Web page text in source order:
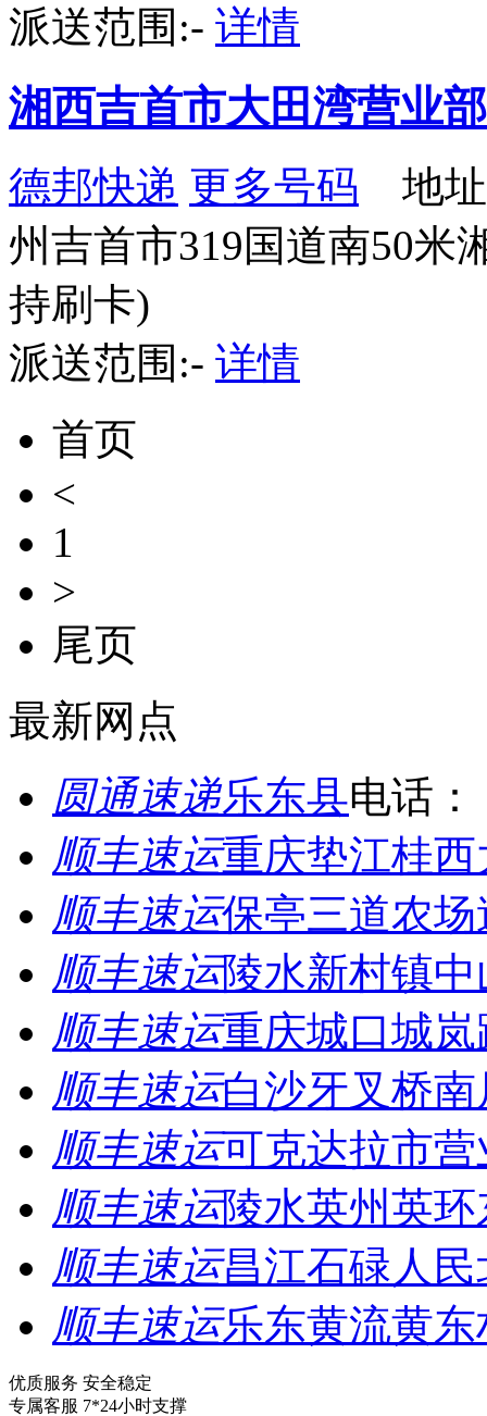
派送范围:- 详情
湘西吉首市大田湾营业部
德邦快递 更多号码 地址
州吉首市319国道南50米
持刷卡)
派送范围:- 详情
首页
<
1
>
尾页
最新网点
圆通速递乐东县电话：
顺丰速运重庆垫江桂
顺丰速运保亭三道农
顺丰速运陵水新村镇
顺丰速运重庆城口城
顺丰速运白沙牙叉桥
顺丰速运可克达拉市营
顺丰速运陵水英州英
顺丰速运昌江石碌人
顺丰速运乐东黄流黄
优质服务 安全稳定
专属客服 7*24小时支撑